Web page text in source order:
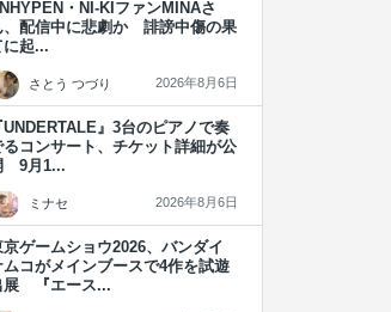
・NI-KIファンMINAさ
、配信中に悲劇か 誹謗中傷の果
に起...
さとう つづり 2026年8月6日
UNDERTALE』3台のピアノで奏
るコンサート、チケット詳細が公
9月1...
ミナセ 2026年8月6日
京ゲームショウ2026、バンダイ
ムコがメインブースで4作を試遊
展 『エース...